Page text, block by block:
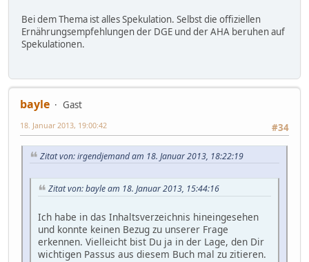
Bei dem Thema ist alles Spekulation. Selbst die offiziellen
Ernährungsempfehlungen der DGE und der AHA beruhen auf
Spekulationen.
bayle
Gast
#34
18. Januar 2013, 19:00:42
Zitat von: irgendjemand am 18. Januar 2013, 18:22:19
Zitat von: bayle am 18. Januar 2013, 15:44:16
Ich habe in das Inhaltsverzeichnis hineingesehen
und konnte keinen Bezug zu unserer Frage
erkennen. Vielleicht bist Du ja in der Lage, den Dir
wichtigen Passus aus diesem Buch mal zu zitieren.